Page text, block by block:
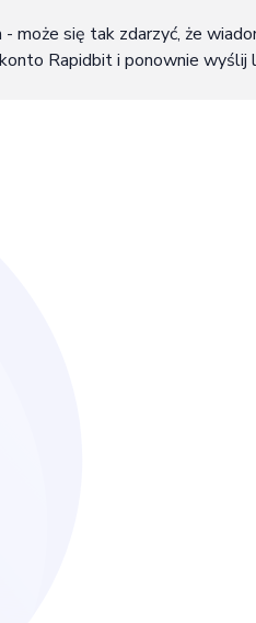
może się tak zdarzyć, że
Rapidbit i ponownie wyślij